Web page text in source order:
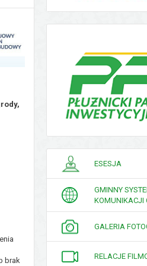
brak
PORADNIK
INTERESANTA
ESESJA
GMINNY
KOMUNIKACJI
GALERIA
RELACJE